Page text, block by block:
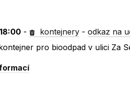
- kontejnery -odkaz na
pro bioodpad v ulici Za